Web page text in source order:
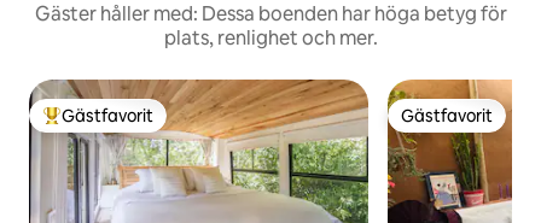
Gäster håller med: Dessa boenden har höga betyg för
plats, renlighet och mer.
Populär gästfavorit
Gästfavorit Gästfavorit
Gästfavorit